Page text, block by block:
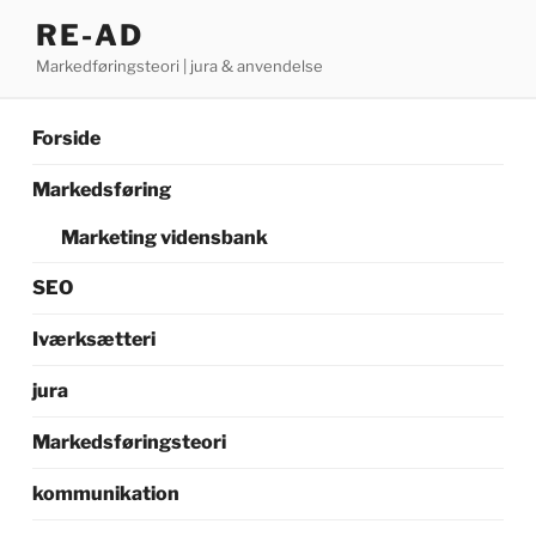
indhold
RE-AD
Markedføringsteori | jura & anvendelse
Forside
Markedsføring
Marketing vidensbank
SEO
Iværksætteri
jura
Markedsføringsteori
kommunikation